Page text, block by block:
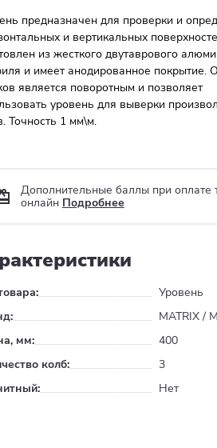
предназначен для проверки и
и вертикальных
из жесткого двутаврового
и имеет анодированное покрытие.
является поворотным и позволяет
уровень для выверки
Точность 1 мм\м.
Дополнительные баллы при оплате
онлайн Подробнее
Уровень
MATRIX /
мм:
400
колб:
3
Нет